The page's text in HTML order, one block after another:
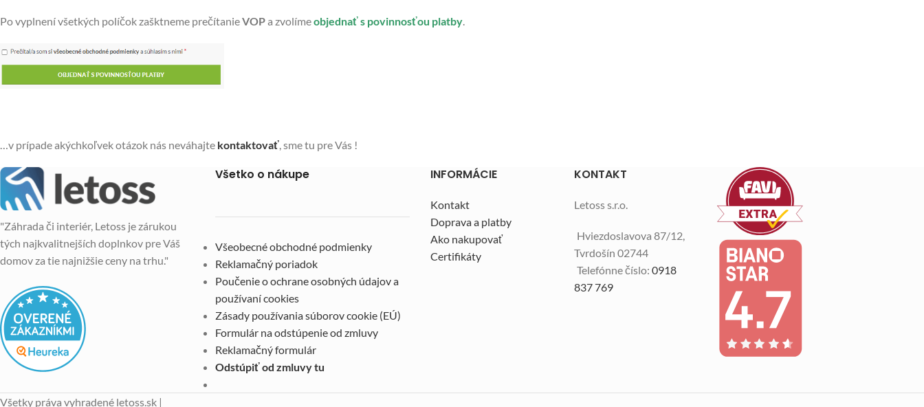
Po vyplnení všetkých políčok zašktneme prečítanieVOPa zvolímeobjednať s povinnosťou platby.
…v prípade akýchkoľvek otázok nás neváhajte kontaktovať, sme tu pre Vás !
"Záhrada či interiér, Letoss je zárukou
tých najkvalitnejších doplnkov pre Váš
domov za tie najnižšie ceny na trhu."
Všetko o nákupe
Všeobecné obchodné podmienky
Reklamačný poriadok
Poučenie o ochrane osobných údajov a
používaní cookies
Zásady používania súborov cookie (EÚ)
Formulár na odstúpenie od zmluvy
Reklamačný formulár
Odstúpiť od zmluvy tu
INFORMÁCIE
Kontakt
Doprava a platby
Ako nakupovať
Certifikáty
KONTAKT
Letoss s.r.o.
Hviezdoslavova 87/12,
Tvrdošín 02744
Telefónne číslo: 0918
837 769
Všetky práva vyhradené letoss.sk |